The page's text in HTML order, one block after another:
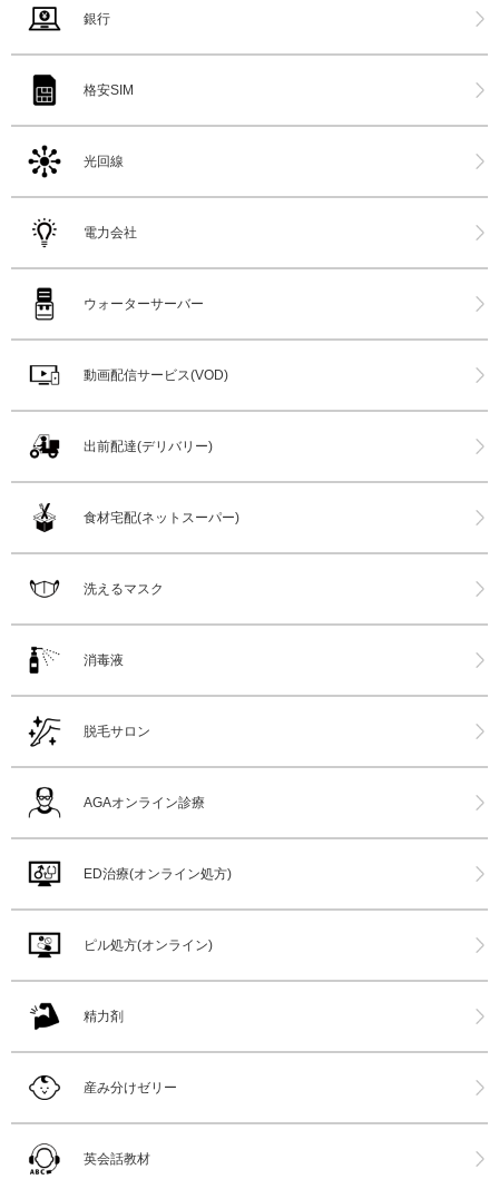
銀行
格安SIM
光回線
電力会社
ウォーターサーバー
動画配信サービス(VOD)
出前配達(デリバリー)
食材宅配(ネットスーパー)
洗えるマスク
消毒液
脱毛サロン
AGAオンライン診療
ED治療(オンライン処方)
ピル処方(オンライン)
精力剤
産み分けゼリー
英会話教材